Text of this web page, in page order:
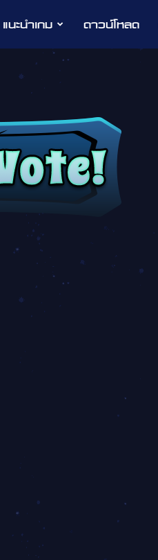
แนะนำเกม ดาวน์โหลด